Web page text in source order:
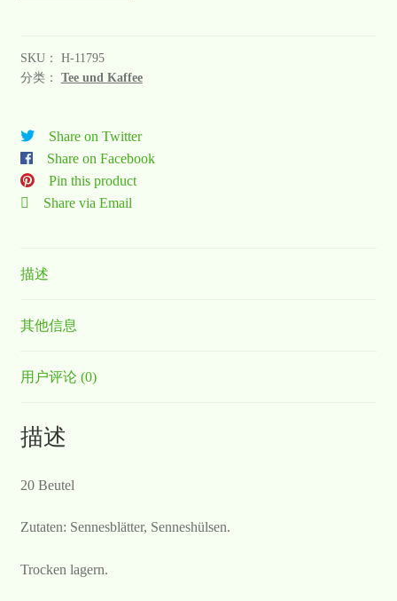
SKU： H-11795
分类： Tee und Kaffee
Share on Twitter
Share on Facebook
Pin this product
Share via Email
描述
其他信息
用户评论 (0)
描述
20 Beutel
Zutaten: Sennesblätter, Senneshülsen.
Trocken lagern.